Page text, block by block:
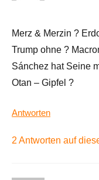
Merz & Merzin ?
Trump ohne ?
Sánchez hat Seine
Otan – Gipfel ?
Antworten
2 Antworten auf